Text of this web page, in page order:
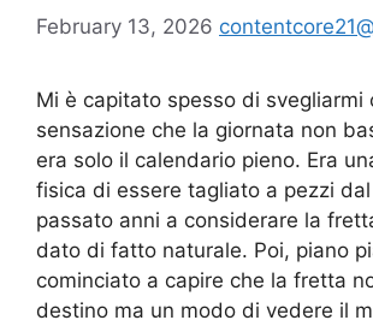
February 13, 2026
Mi è capitato spesso di svegliarmi
sensazione che la giornata non
era solo il calendario pieno. Era
fisica di essere tagliato a pezzi
passato anni a considerare la
dato di fatto naturale. Poi, piano
cominciato a capire che la fretta
destino ma un modo di vedere il